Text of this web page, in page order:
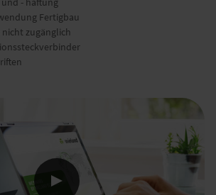
Fertigbau
zugänglich